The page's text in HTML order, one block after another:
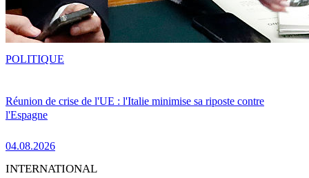
Réunion de crise de l'UE : l'Italie minimise sa riposte contre
l'Espagne
04.08.2026
POLITIQUE
INTERNATIONAL